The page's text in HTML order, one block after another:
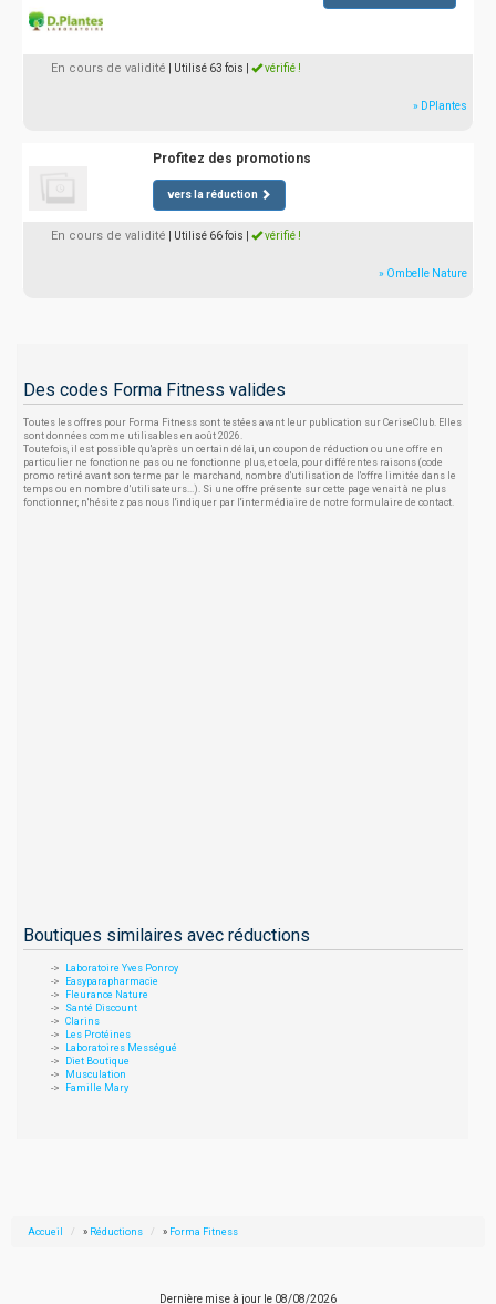
En cours de validité | Utilisé 63 fois vérifié !
» DPlantes
Profitez des promotions
vers la réduction
En cours de validité | Utilisé 66 fois vérifié !
» Ombelle Nature
Des codes Forma Fitness valides
Toutes les offres pour Forma Fitness sont testées avant leur publication sur CeriseClub. Elles
sont données comme utilisables en août 2026.
Toutefois, il est possible qu'après un certain délai, un coupon de réduction ou une offre en
particulier ne fonctionne pas ou ne fonctionne plus, et cela, pour différentes raisons (code
promo retiré avant son terme par le marchand, nombre d'utilisation de l'offre limitée dans le
temps ou en nombre d'utilisateurs...). Si une offre présente sur cette page venait à ne plus
fonctionner, n'hésitez pas nous l'indiquer par l'intermédiaire de notre formulaire de contact.
Boutiques similaires avec réductions
Laboratoire Yves Ponroy
Easyparapharmacie
Fleurance Nature
Santé Discount
Clarins
Les Protéines
Laboratoires Mességué
Diet Boutique
Musculation
Famille Mary
Accueil » Réductions » Forma Fitness
Dernière mise à jour le 08/08/2026